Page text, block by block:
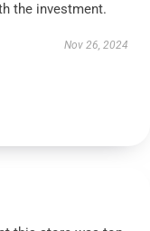
the investment.
Nov 26, 2024